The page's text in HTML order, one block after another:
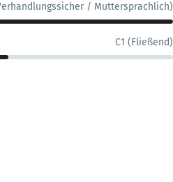
/ Muttersprachlich)
C1 (Fließend)